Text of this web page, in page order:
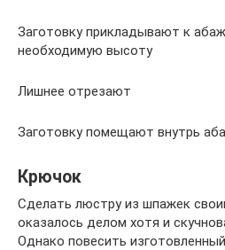
Заготовку прикладывают к
необходимую высоту
Лишнее отрезают
Заготовку помещают внутрь
Крючок
Сделать люстру из шпажек
оказалось делом хотя и
Однако повесить